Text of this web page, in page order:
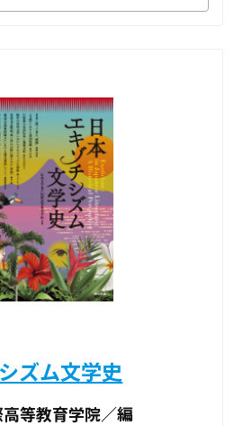
ズム文学史
等教育学院／編